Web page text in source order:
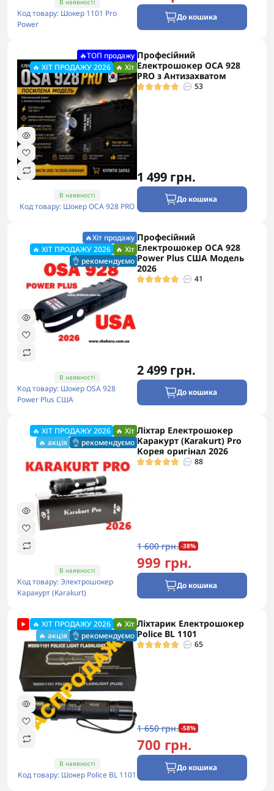
В наявності
Код товару: Шокер 1101 Pro
Power
До кошика
🔥ТОП продажу
🔥 ХІТ ПРОДАЖУ 2026 🔥 Хіт
В наявності
Код товару: Шокер ОСА 928 PRO
Професійний
Електрошокер ОСА 928
PRO з Антизахватом
53
1 499 грн.
До кошика
🔥Хіт продажу
🔥 ХІТ ПРОДАЖУ 2026 🔥 Хіт
👌 рекомендуємо
В наявності
Код товару: Шокер OSA 928
Power Plus США
Професійний
Електрошокер ОСА 928
Power Plus США Модель
2026
41
2 499 грн.
До кошика
🔥 ХІТ ПРОДАЖУ 2026 🔥 Хіт
🔥 акція 👌 рекомендуємо
В наявності
Код товару: Электрошокер
Каракурт (Karakurt)
Ліхтар Електрошокер
Каракурт (Karakurt) Pro
Корея оригінал 2026
88
1 600 грн. -38%
999 грн.
До кошика
🔥 ХІТ ПРОДАЖУ 2026 🔥 Хіт
🔥 акція 👌 рекомендуємо
В наявності
Код товару: Шокер Police BL 1101
Ліхтарик Електрошокер
Police BL 1101
65
1 650 грн. -58%
700 грн.
До кошика